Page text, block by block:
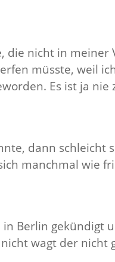
die nicht in meiner
müsste, weil
Es ist ja nie
dann schleicht
manchmal wie
Berlin gekündigt
wagt der nicht